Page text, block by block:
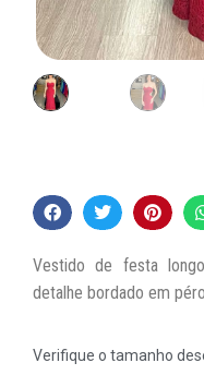
Vestido de festa
detalhe bordado em
Verifique o tamanho